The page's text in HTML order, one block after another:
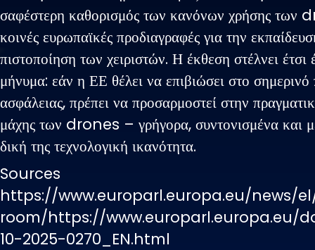
σαφέστερη καθορισμός των κανόνων χρήσης των
κοινές ευρωπαϊκές προδιαγραφές για την
πιστοποίηση των χειριστών. Η έκθεση στέλνει έτσι
μήνυμα: εάν η ΕΕ θέλει να επιβιώσει στο σημερινό
ασφάλειας, πρέπει να προσαρμοστεί στην
μάχης των drones – γρήγορα, συντονισμένα και
δική της τεχνολογική ικανότητα.
Sources
https://www.europarl.europa.eu/news/
room/https://www.europarl.europa.eu/
10-2025-0270_EN.html